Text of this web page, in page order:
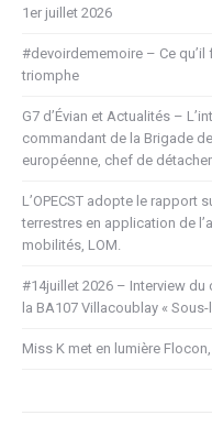
1er juillet 2026
#devoirdememoire – Ce qu’il
triomphe
G7 d’Évian et Actualités –
commandant de la Brigade
européenne, chef de
L’OPECST adopte le
terrestres en application de
mobilités, LOM.
#14juillet 2026 – Interview du
la BA107 Villacoublay «
Miss K met en lumière